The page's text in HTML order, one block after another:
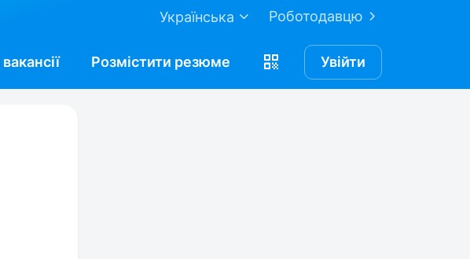
Роботодавцю
Українська
вакансії Розмістити резюме Увійти